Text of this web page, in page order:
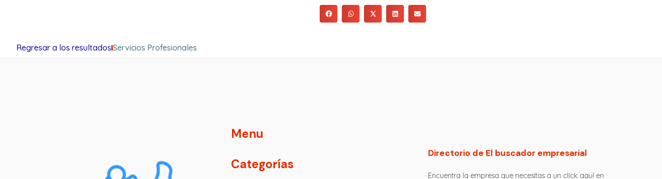
Regresar a los resultadosServicios Profesionales
Menu
Categorías
Directorio de El buscador empresarial
Encuentra la empresa que necesitas a un click aquí en